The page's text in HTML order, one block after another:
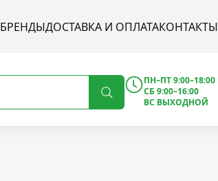
БРЕНДЫДОСТАВКА И ОПЛАТАКОНТАКТЫ
ПН–ПТ 9:00–18:00
СБ 9:00–16:00
ВС ВЫХОДНОЙ